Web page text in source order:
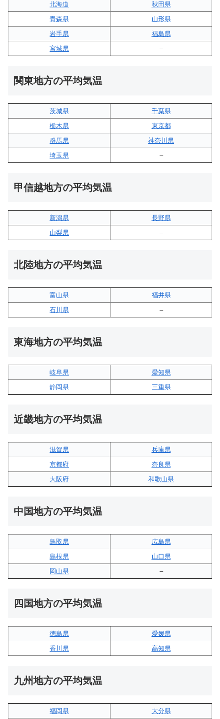
北海道
秋田県
青森県
山形県
岩手県
福島県
宮城県
–
関東地方の平均気温
茨城県
千葉県
栃木県
東京都
群馬県
神奈川県
埼玉県
–
甲信越地方の平均気温
新潟県
長野県
山梨県
–
北陸地方の平均気温
富山県
福井県
石川県
–
東海地方の平均気温
岐阜県
愛知県
静岡県
三重県
近畿地方の平均気温
滋賀県
兵庫県
京都府
奈良県
大阪府
和歌山県
中国地方の平均気温
鳥取県
広島県
島根県
山口県
岡山県
–
四国地方の平均気温
徳島県
愛媛県
香川県
高知県
九州地方の平均気温
福岡県 大分県